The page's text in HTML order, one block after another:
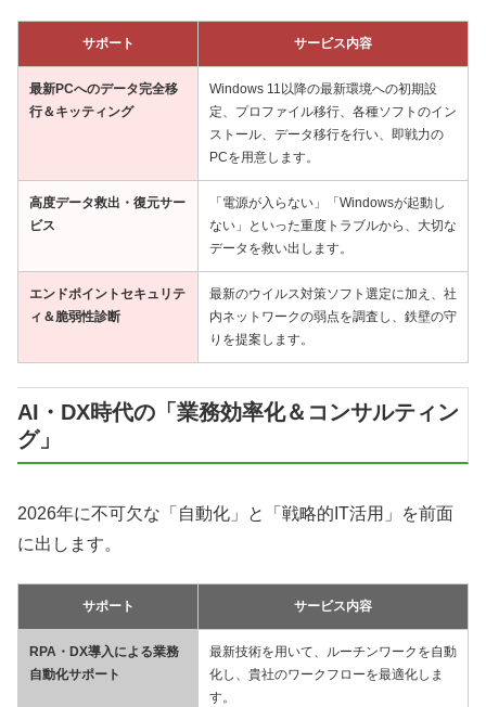
サポート サービス内容
最新PCへのデータ完全移
行＆キッティング
Windows 11以降の最新環境への初期設
定、プロファイル移行、各種ソフトのイン
ストール、データ移行を行い、即戦力の
PCを用意します。
高度データ救出・復元サー
ビス
「電源が入らない」「Windowsが起動し
ない」といった重度トラブルから、大切な
データを救い出します。
エンドポイントセキュリテ
ィ＆脆弱性診断
最新のウイルス対策ソフト選定に加え、社
内ネットワークの弱点を調査し、鉄壁の守
りを提案します。
AI・DX時代の「業務効率化＆コンサルティン
グ」
2026年に不可欠な「自動化」と「戦略的IT活用」を前面
に出します。
サポート サービス内容
RPA・DX導入による業務
自動化サポート
最新技術を用いて、ルーチンワークを自動
化し、貴社のワークフローを最適化しま
す。